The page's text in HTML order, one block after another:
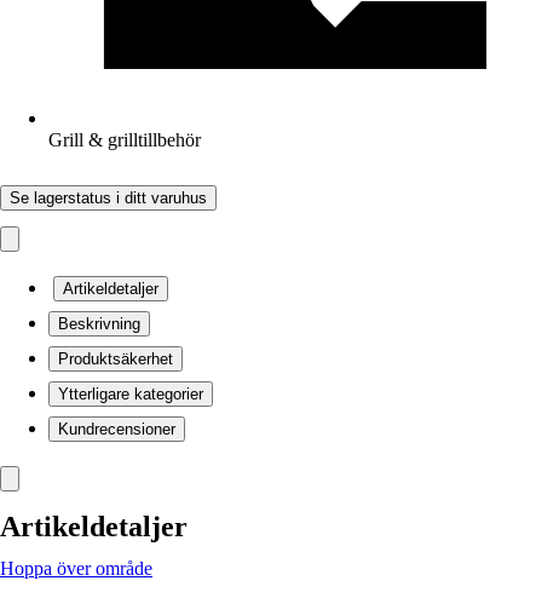
Grill & grilltillbehör
Se lagerstatus i ditt varuhus
Artikeldetaljer
Beskrivning
Produktsäkerhet
Ytterligare kategorier
Kundrecensioner
Artikeldetaljer
Hoppa över område